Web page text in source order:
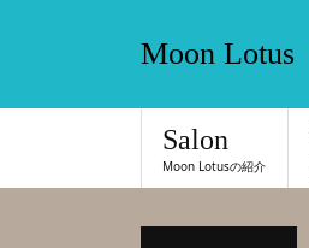
Moon Lotus
Salon
Moon Lotusの紹介